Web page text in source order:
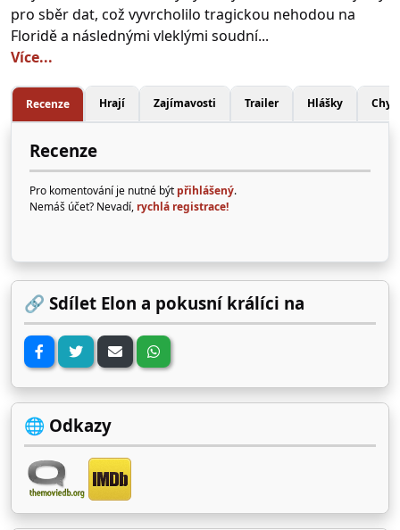
pro sběr dat, což vyvrcholilo tragickou nehodou na
Floridě a následnými vleklými soudní...
Více...
Recenze Hrají Zajímavosti Trailer Hlášky
Recenze
Pro komentování je nutné být přihlášený.
Nemáš účet? Nevadí, rychlá registrace!
🔗 Sdílet Elon a pokusní králíci na
🌐 Odkazy